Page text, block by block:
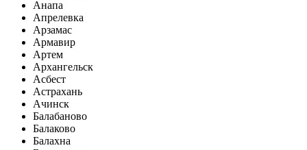
Анапа
Апрелевка
Арзамас
Армавир
Артем
Архангельск
Асбест
Астрахань
Ачинск
Балабаново
Балаково
Балахна